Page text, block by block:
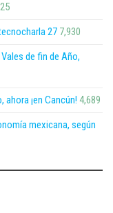
27 7,930
de fin de Año,
ahora ¡en Cancún! 4,689
mexicana, según